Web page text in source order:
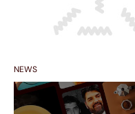
NEWS